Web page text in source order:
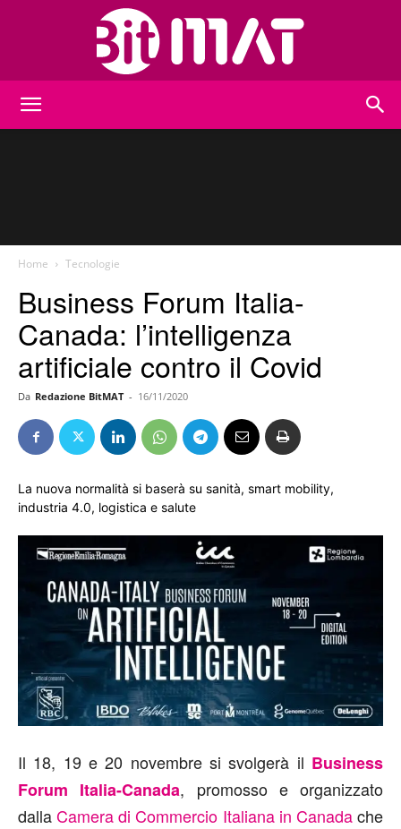
Home Tecnologie
Business Forum Italia-
Canada: l’intelligenza
artificiale contro il Covid
Da Redazione BitMAT - 16/11/2020
La nuova normalità si baserà su sanità, smart mobility,
industria 4.0, logistica e salute
Il 18, 19 e 20 novembre si svolgerà il Business
Forum Italia-Canada, promosso e organizzato
dallaCamera di Commercio Italiana in Canadache